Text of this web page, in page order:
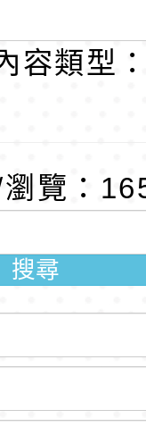
格者報
師甄選
)
市桃
度「
甄選
年度
師甄選
及幼兒
，綠能
歲以上
吃得安
同仁踴
專業論
老師：
零綠領
區農業
育專
歡迎已
市桃
度「
年度
園市
網-
容類型
覽：
搜尋